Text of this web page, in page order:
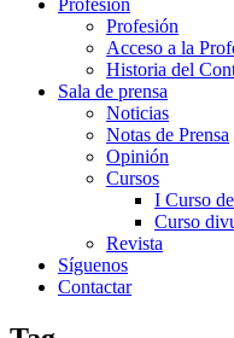
Profesión
Acceso a la
Historia del
Sala de prensa
Noticias
Notas de Prensa
Opinión
Cursos
I Curso
Curso
Revista
Síguenos
Contactar